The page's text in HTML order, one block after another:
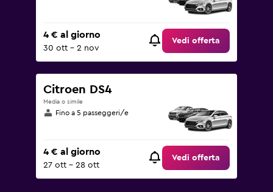
4 € al giorno
30 ott - 2 nov
Vedi offerta
Citroen DS4
Media o simile
Fino a 5 passeggeri/e
4 € al giorno
27 ott - 28 ott
Vedi offerta